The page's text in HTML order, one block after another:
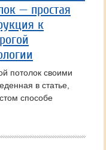
— простая
к
потолок своими
в статье,
способе